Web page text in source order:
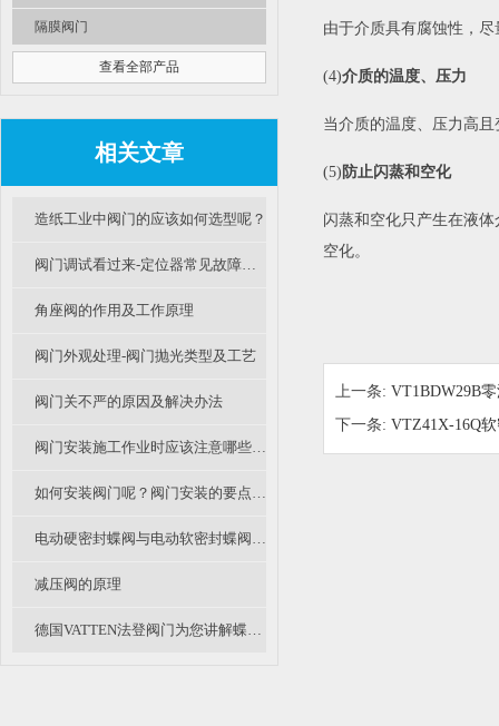
隔膜阀门
查看全部产品
相关文章
造纸工业中阀门的应该如何选型呢？
阀门调试看过来-定位器常见故障及办法
角座阀的作用及工作原理
阀门外观处理-阀门抛光类型及工艺
阀门关不严的原因及解决办法
阀门安装施工作业时应该注意哪些事项呢？
如何安装阀门呢？阀门安装的要点有哪些？
电动硬密封蝶阀与电动软密封蝶阀的区别在哪里？
减压阀的原理
德国VATTEN法登阀门为您讲解蝶阀的使用原理
由于介质具有腐蚀性，
(4)介质的温度、压力
当介质的温度、压力高
(5) 防止闪蒸和空化
闪蒸和空化只产生在液
空化。
上一条: VT1BDW29B
下一条: VTZ41X-16Q